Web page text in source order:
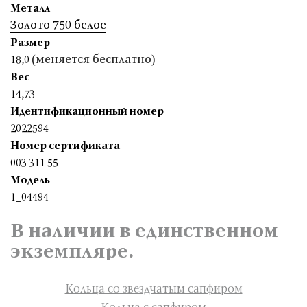
Металл
Золото 750 белое
Размер
18,0 (меняется бесплатно)
Вес
14,73
Идентификационный номер
2022594
Номер сертификата
003 311 55
Модель
1_04494
В наличии в единственном
экземпляре.
Кольца со звездчатым сапфиром